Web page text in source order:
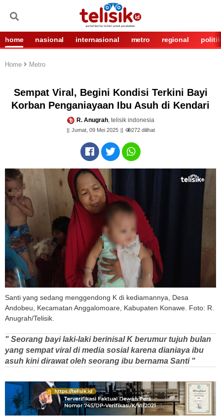
home nasional internasional metro regional politik
Home Metro
Sempat Viral, Begini Kondisi Terkini Bayi
Korban Penganiayaan Ibu Asuh di Kendari
R. Anugrah, telisik indonesia
Jumat, 09 Mei 2025 272dilihat
Santi yang sedang menggendong K di kediamannya, Desa
Andobeu, Kecamatan Anggalomoare, Kabupaten Konawe. Foto: R.
Anugrah/Telisik.
" Seorang bayi laki-laki berinisal K berumur tujuh bulan
yang sempat viral di media sosial karena dianiaya ibu
asuh kini dirawat oleh seorang ibu bernama Santi "